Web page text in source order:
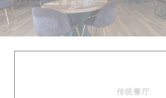
传统餐厅